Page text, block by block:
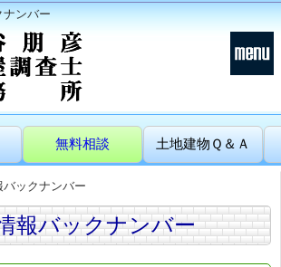
ナンバー
無料相談 土地建物Ｑ＆Ａ
バックナンバー
報バックナンバー